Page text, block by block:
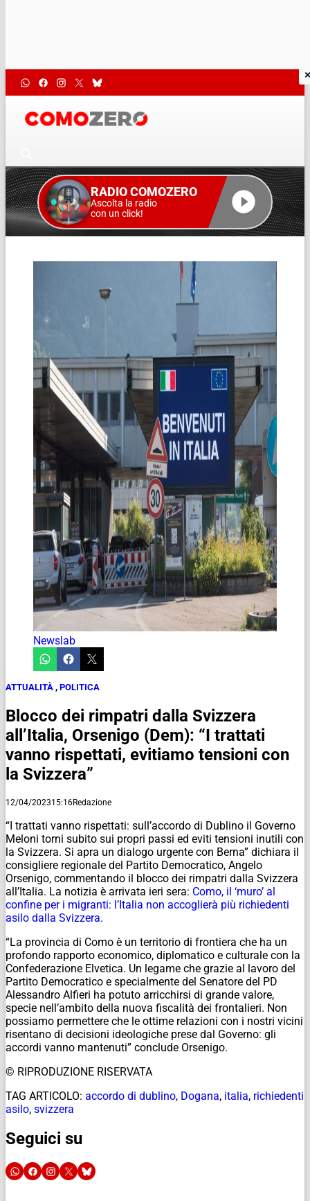
RADIO COMOZERO
Ascolta la radio
con un click!
Newslab
ATTUALITÀ , POLITICA
Blocco dei rimpatri dalla Svizzera
all’Italia, Orsenigo (Dem): “I trattati
vanno rispettati, evitiamo tensioni con
la Svizzera”
12/04/202315:16Redazione
“I trattati vanno rispettati: sull’accordo di Dublino il Governo
Meloni torni subito sui propri passi ed eviti tensioni inutili con
la Svizzera. Si apra un dialogo urgente con Berna” dichiara il
consigliere regionale del Partito Democratico, Angelo
Orsenigo, commentando il blocco dei rimpatri dalla Svizzera
all’Italia. La notizia è arrivata ieri sera: Como, il ‘muro’ al
confine per i migranti: l’Italia non accoglierà più richiedenti
asilo dalla Svizzera.
“La provincia di Como è un territorio di frontiera che ha un
profondo rapporto economico, diplomatico e culturale con la
Confederazione Elvetica. Un legame che grazie al lavoro del
Partito Democratico e specialmente del Senatore del PD
Alessandro Alfieri ha potuto arricchirsi di grande valore,
specie nell’ambito della nuova fiscalità dei frontalieri. Non
possiamo permettere che le ottime relazioni con i nostri vicini
risentano di decisioni ideologiche prese dal Governo: gli
accordi vanno mantenuti” conclude Orsenigo.
© RIPRODUZIONE RISERVATA
TAG ARTICOLO: accordo di dublino, Dogana, italia, richiedenti
asilo, svizzera
Seguici su